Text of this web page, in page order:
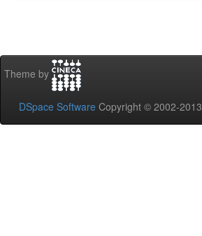
Theme by
DSpace Software Copyright © 2002-2013